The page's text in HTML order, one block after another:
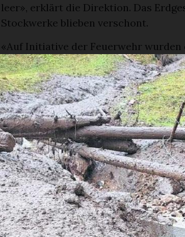
leer», erklärt die Direktion. Das
Stockwerke blieben verschont.
«Auf Initiative der Feuerwehr wurden
befanden, evakuiert. Es handelte sich
Angestellte. Allen geht es gut und die
bestätigen die Verantwortlichen auf
Sicherheitsgründen abgeschaltet
Räume in beiden Stockwerken
Die Feuerwehr und spezialisierte
Millionen Liter Wasser aus den
die Spezialisten sowie die lokalen
kooperativ gearbeitet, wir sind sehr
Effizienz angesichts dieser
sind unsere Architekten in enger